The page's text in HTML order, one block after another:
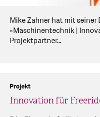
Mike Zahner hat mit
«Maschinentechnik |
Projektpartner...
Innovation für
Projekt